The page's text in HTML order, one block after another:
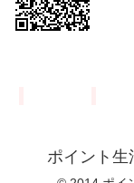
ポイント生